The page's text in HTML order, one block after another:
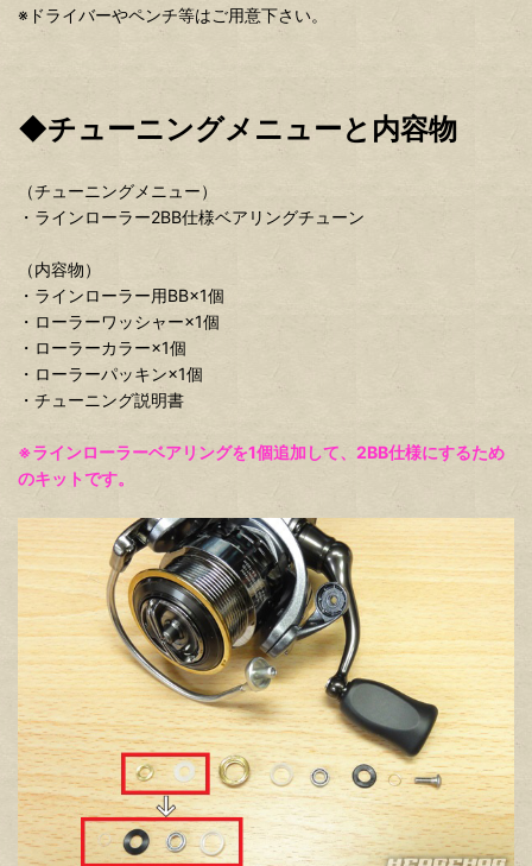
※ドライバーやペンチ等はご用意下さい。
◆チューニングメニューと内容物
（チューニングメニュー）
・ラインローラー2BB仕様ベアリングチューン
（内容物）
・ラインローラー用BB×1個
・ローラーワッシャー×1個
・ローラーカラー×1個
・ローラーパッキン×1個
・チューニング説明書
※ラインローラーベアリングを1個追加して、2BB仕様にするため
のキットです。